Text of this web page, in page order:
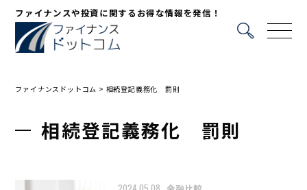
ファイナンスや投資に関するお得な情報を発信！
ファイナンスドットコム > 相続登記義務化 罰則
相続登記義務化 罰則